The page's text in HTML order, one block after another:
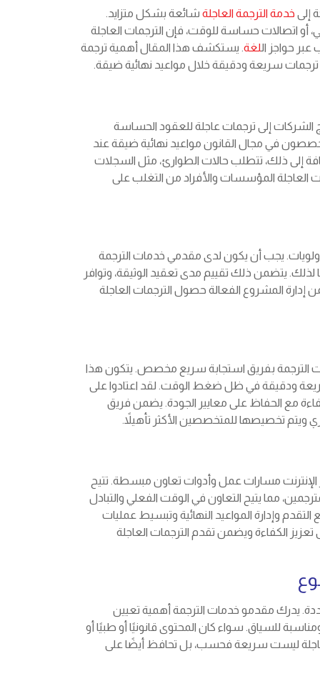
إلى خدمة الترجمة العاجلةشائعة بشكل متزايد.
أو اتصالات حساسة للوقت، فإن الترجمات العاجلة
حواجز اللغة. يستكشف هذا المقال أهمية ترجمة
ترجمات سريعة ودقيقة خلال مواعيد نهائية ضيقة.
الشركات إلى ترجمات عاجلة للعقود الحساسة
في مجال القانون مواعيد نهائية ضيقة عند
إلى ذلك، تتطلب حالات الطوارئ، مثل السجلات
العاجلة المؤسسات والأفراد من التغلب على
يجب أن يكون لدى مقدمي خدمات الترجمة
يتضمن ذلك تقييم مدى تعقيد الوثيقة، وتوافر
إدارة المشروع الفعالة حصول الترجمات العاجلة
الترجمة بفريق استجابة سريع مخصص. يتكون هذا
ودقيقة في ظل ضغط الوقت. لقد اعتادوا على
مع الحفاظ على معايير الجودة. يضمن فريق
ويتم تخصيصها للمتخصصين الأكثر تأهيلاً.
الإنترنت مسارات عمل وأدوات تعاون مبسطة. تتيح
مما يتيح التعاون في الوقت الفعلي والتبادل
وإدارة المواعيد النهائية وتبسيط عمليات
الكفاءة ويضمن تقدم الترجمات العاجلة
يدرك مقدمو خدمات الترجمة أهمية تعيين
للسياق. سواء كان المحتوى قانونيًا أو طبيًا أو
ليست سريعة فحسب، بل تحافظ أيضًا على